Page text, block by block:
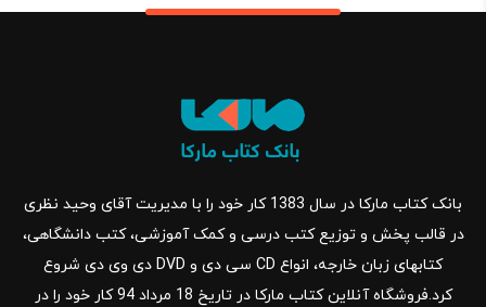
بانک کتاب مارکا در سال 1383 کار خود را با مدیریت آقای وحید نظری
در قالب پخش و توزیع کتب درسی و کمک آموزشی، کتب دانشگاهی،
کتابهای زبان خارجه، انواع CD سی دی و DVD دی وی دی شروع
کرد.فروشگاه آنلاین کتاب مارکا در تاریخ 18 مرداد 94 کار خود را در